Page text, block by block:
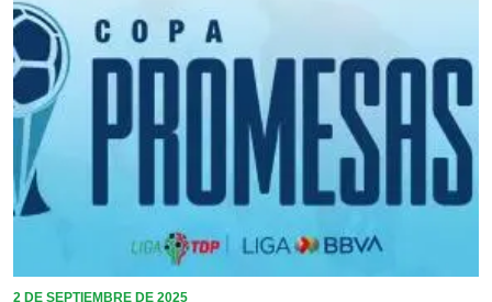
2 DE SEPTIEMBRE DE 2025